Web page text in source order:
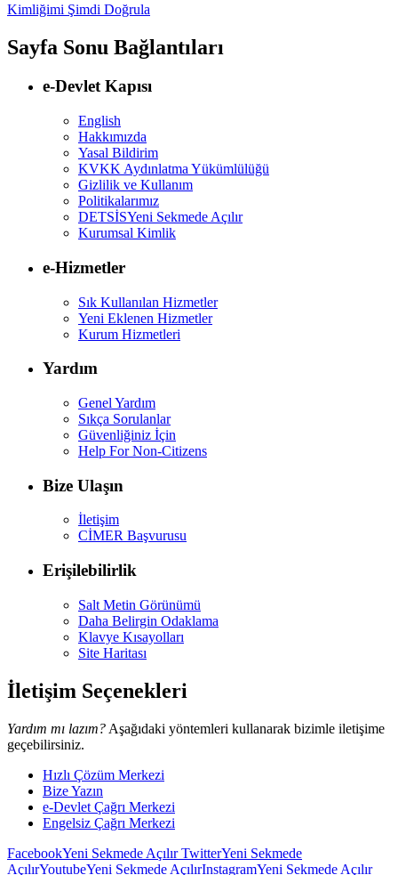
Kimliğimi Şimdi Doğrula
Sayfa Sonu Bağlantıları
e-Devlet Kapısı
English
Hakkımızda
Yasal Bildirim
KVKK Aydınlatma Yükümlülüğü
Gizlilik ve Kullanım
Politikalarımız
DETSİSYeni Sekmede Açılır
Kurumsal Kimlik
e-Hizmetler
Sık Kullanılan Hizmetler
Yeni Eklenen Hizmetler
Kurum Hizmetleri
Yardım
Genel Yardım
Sıkça Sorulanlar
Güvenliğiniz İçin
Help For Non-Citizens
Bize Ulaşın
İletişim
CİMER Başvurusu
Erişilebilirlik
Salt Metin Görünümü
Daha Belirgin Odaklama
Klavye Kısayolları
Site Haritası
İletişim Seçenekleri
Yardım mı lazım? Aşağıdaki yöntemleri kullanarak bizimle iletişime
geçebilirsiniz.
Hızlı Çözüm Merkezi
Bize Yazın
e-Devlet Çağrı Merkezi
Engelsiz Çağrı Merkezi
FacebookYeni Sekmede AçılırTwitterYeni Sekmede
AçılırYoutubeYeni Sekmede AçılırInstagramYeni Sekmede Açılır